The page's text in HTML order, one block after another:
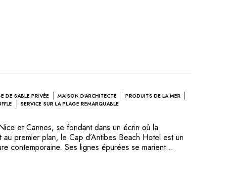
DE SABLE PRIVÉE MAISON D'ARCHITECTE
PRODUITS DE LA MER
SERVICE SUR LA PLAGE REMARQUABLE
et Cannes, se fondant dans un écrin où la
premier plan, le Cap d’Antibes Beach Hotel est un
contemporaine. Ses lignes épurées se marient